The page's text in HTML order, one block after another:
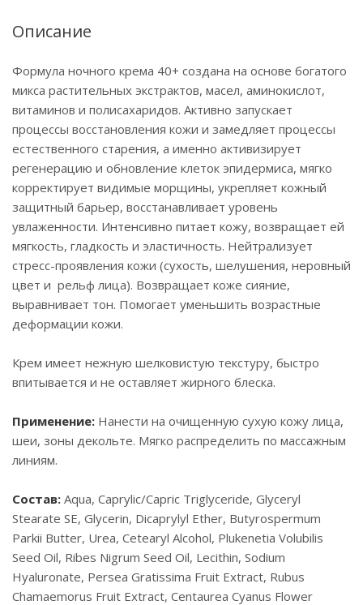
Описание
Формула ночного крема 40+ создана на основе богатого
микса растительных экстрактов, масел, аминокислот,
витаминов и полисахаридов. Активно запускает
процессы восстановления кожи и замедляет процессы
естественного старения, а именно активизирует
регенерацию и обновление клеток эпидермиса, мягко
корректирует видимые морщины, укрепляет кожный
защитный барьер, восстанавливает уровень
увлаженности. Интенсивно питает кожу, возвращает ей
мягкость, гладкость и эластичность. Нейтрализует
стресс-проявления кожи (сухость, шелушения, неровный
цвет и рельф лица). Возвращает коже сияние,
выравнивает тон. Помогает уменьшить возрастные
деформации кожи.
Крем имеет нежную шелковистую текстуру, быстро
впитывается и не оставляет жирного блеска.
Применение: Нанести на очищенную сухую кожу лица,
шеи, зоны декольте. Мягко распределить по массажным
линиям.
Состав: Aqua, Caprylic/Capric Triglyceride, Glyceryl
Stearate SE, Glycerin, Dicaprylyl Ether, Butyrospermum
Parkii Butter, Urea, Cetearyl Alcohol, Plukenetia Volubilis
Seed Oil, Ribes Nigrum Seed Oil, Lecithin, Sodium
Hyaluronate, Persea Gratissima Fruit Extract, Rubus
Chamaemorus Fruit Extract, Centaurea Cyanus Flower